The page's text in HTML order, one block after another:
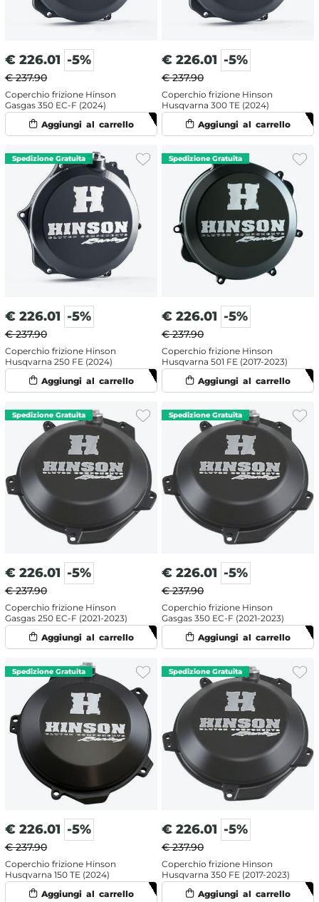
€ 226.01 -5%
€ 237.90
Coperchio frizione Hinson
Gasgas 350 EC-F (2024)
€ 226.01 -5%
€ 237.90
Coperchio frizione Hinson
Husqvarna 300 TE (2024)
€ 226.01 -5%
€ 237.90
Coperchio frizione Hinson
Husqvarna 250 FE (2024)
€ 226.01 -5%
€ 237.90
Coperchio frizione Hinson
Husqvarna 501 FE (2017-2023)
€ 226.01 -5%
€ 237.90
Coperchio frizione Hinson
Gasgas 250 EC-F (2021-2023)
€ 226.01 -5%
€ 237.90
Coperchio frizione Hinson
Gasgas 350 EC-F (2021-2023)
€ 226.01 -5%
€ 237.90
Coperchio frizione Hinson
Husqvarna 150 TE (2024)
€ 226.01 -5%
€ 237.90
Coperchio frizione Hinson
Husqvarna 350 FE (2017-2023)